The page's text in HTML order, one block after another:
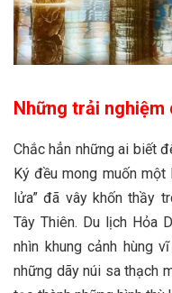
Những trải nghiệm
Chắc hẳn những ai biết
Ký đều mong muốn
lửa” đã vây khốn thầy
Tây Thiên. Du lịch Hỏa
nhìn khung cảnh hùng
những dãy núi sa thạch